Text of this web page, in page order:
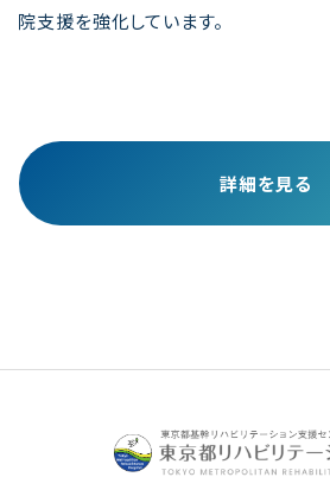
院支援を強化しています。
詳細を見る